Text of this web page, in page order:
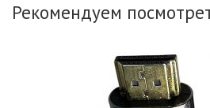
Рекомендуем